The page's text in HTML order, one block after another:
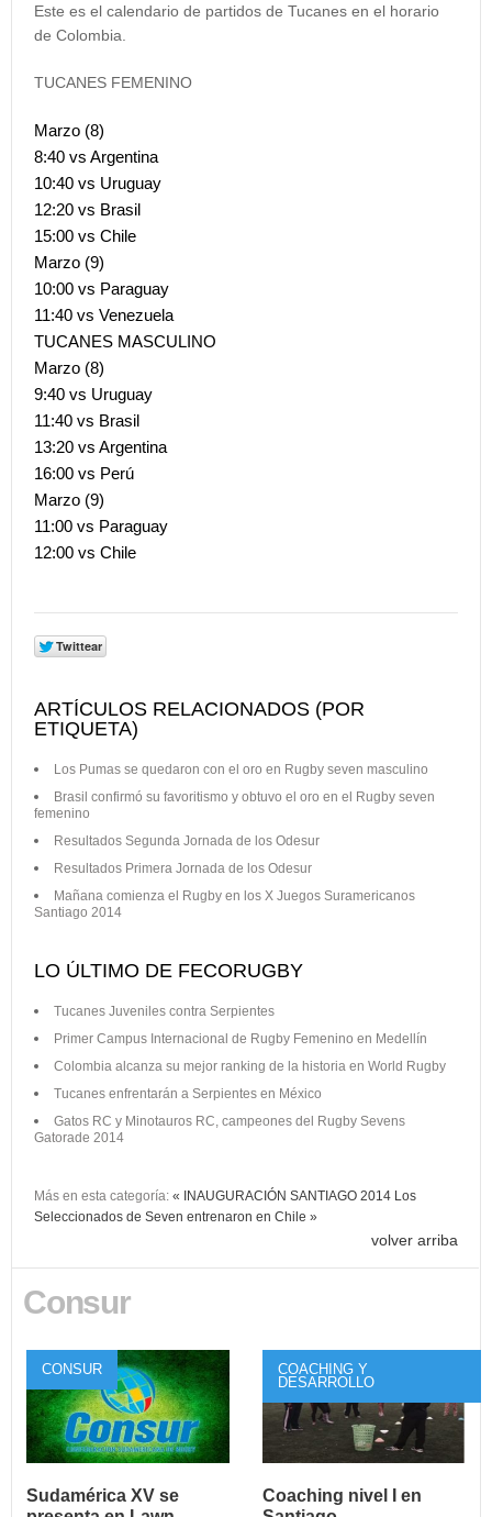
Este es el calendario de partidos de Tucanes en el horario
de Colombia.
TUCANES FEMENINO
Marzo (8)
8:40 vs Argentina
10:40 vs Uruguay
12:20 vs Brasil
15:00 vs Chile
Marzo (9)
10:00 vs Paraguay
11:40 vs Venezuela
TUCANES MASCULINO
Marzo (8)
9:40 vs Uruguay
11:40 vs Brasil
13:20 vs Argentina
16:00 vs Perú
Marzo (9)
11:00 vs Paraguay
12:00 vs Chile
ARTÍCULOS RELACIONADOS (POR
ETIQUETA)
Los Pumas se quedaron con el oro en Rugby seven masculino
Brasil confirmó su favoritismo y obtuvo el oro en el Rugby seven
femenino
Resultados Segunda Jornada de los Odesur
Resultados Primera Jornada de los Odesur
Mañana comienza el Rugby en los X Juegos Suramericanos
Santiago 2014
LO ÚLTIMO DE FECORUGBY
Tucanes Juveniles contra Serpientes
Primer Campus Internacional de Rugby Femenino en Medellín
Colombia alcanza su mejor ranking de la historia en World Rugby
Tucanes enfrentarán a Serpientes en México
Gatos RC y Minotauros RC, campeones del Rugby Sevens
Gatorade 2014
Más en esta categoría: « INAUGURACIÓN SANTIAGO 2014 Los
Seleccionados de Seven entrenaron en Chile »
volver arriba
Consur
CONSUR
Sudamérica XV se
COACHING Y
DESARROLLO
Coaching nivel I en